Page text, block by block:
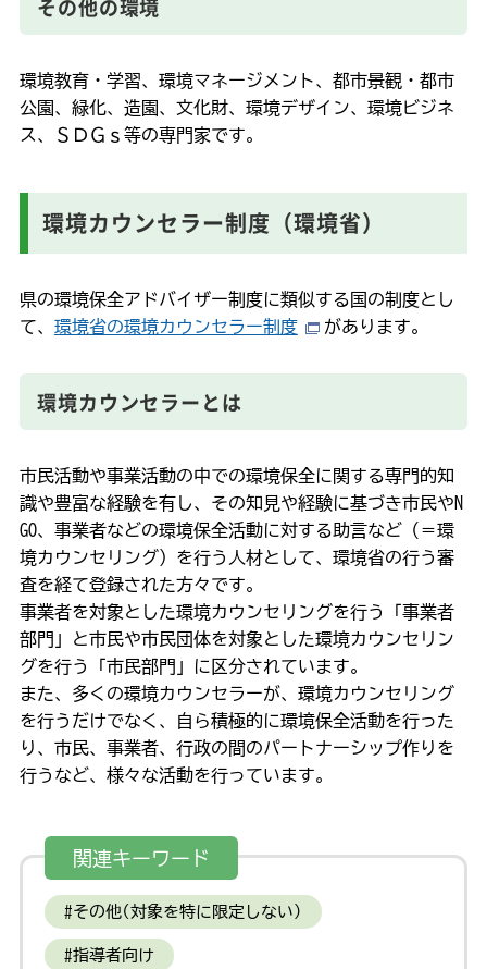
その他の環境
環境教育・学習、環境マネージメント、都市景観・都市
公園、緑化、造園、文化財、環境デザイン、環境ビジネ
ス、ＳＤＧｓ等の専門家です。
環境カウンセラー制度（環境省）
県の環境保全アドバイザー制度に類似する国の制度とし
て、 環境省の環境カウンセラー制度 があります。
環境カウンセラーとは
市民活動や事業活動の中での環境保全に関する専門的知
識や豊富な経験を有し、その知見や経験に基づき市民やN
GO、事業者などの環境保全活動に対する助言など（＝環
境カウンセリング）を行う人材として、環境省の行う審
査を経て登録された方々です。
事業者を対象とした環境カウンセリングを行う「事業者
部門」と市民や市民団体を対象とした環境カウンセリン
グを行う「市民部門」に区分されています。
また、多くの環境カウンセラーが、環境カウンセリング
を行うだけでなく、自ら積極的に環境保全活動を行った
り、市民、事業者、行政の間のパートナーシップ作りを
行うなど、様々な活動を行っています。
関連キーワード
その他(対象を特に限定しない)
指導者向け